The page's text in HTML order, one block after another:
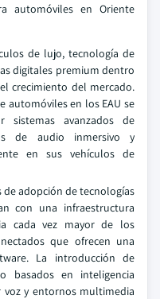
automóviles en Oriente
de lujo, tecnología de
digitales premium dentro
crecimiento del mercado.
automóviles en los EAU se
sistemas avanzados de
de audio inmersivo y
en sus vehículos de
de adopción de tecnologías
con una infraestructura
cada vez mayor de los
que ofrecen una
La introducción de
basados en inteligencia
voz y entornos multimedia